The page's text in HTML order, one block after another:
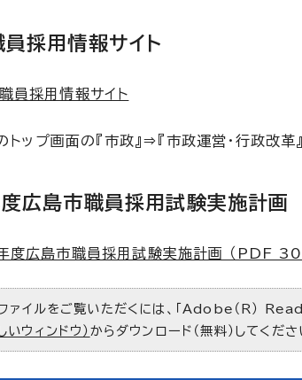
採用情報サイト
員採用情報サイト
ップ画面の『市政』⇒『市政運営・行政改革
広島市職員採用試験実施計画
度広島市職員採用試験実施計画 （PDF
ァイルをご覧いただくには、「Adobe（R）
いウィンドウ） からダウンロード（無料）してくださ